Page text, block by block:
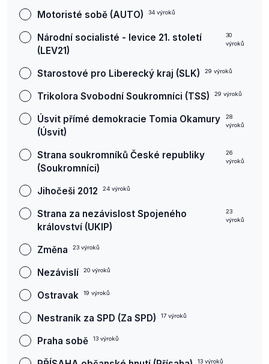
Motoristé sobě (AUTO) 34 výroků
Národní socialisté - levice 21. století
(LEV21)
30
výroků
Starostové pro Liberecký kraj (SLK) 29 výroků
Trikolora Svobodní Soukromníci (TSS) 29 výroků
Úsvit přímé demokracie Tomia Okamury
(Úsvit)
28
výroků
Strana soukromníků České republiky
(Soukromníci)
26
výroků
Jihočeši 2012 24 výroků
Strana za nezávislost Spojeného
království (UKIP)
23
výroků
Změna 23 výroků
Nezávislí 20 výroků
Ostravak 19 výroků
Nestraník za SPD (Za SPD) 17 výroků
Praha sobě 13 výroků
13 výroků